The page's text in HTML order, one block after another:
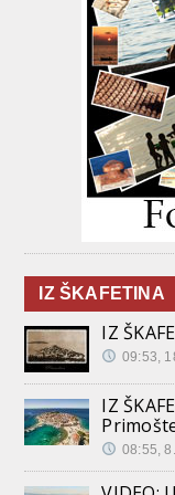
IZ ŠKAFETINA
IZ
09:53,
IZ
08:55,